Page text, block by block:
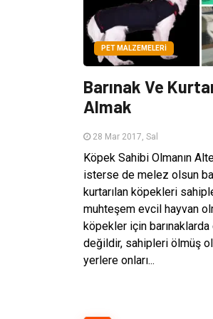
PET MALZEMELERI
Barınak Ve
Almak
28 Mar 2017, Sal
Köpek Sahibi Olmanın
isterse de melez olsun
kurtarılan köpekleri
muhteşem evcil hayvan
köpekler için barınaklarda
değildir, sahipleri ölmüş
yerlere onları...